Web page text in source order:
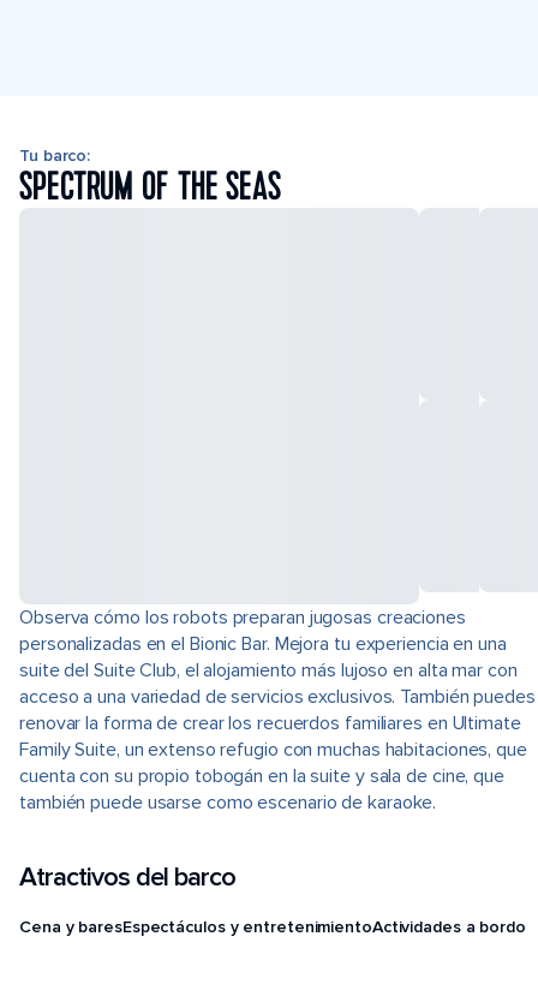
Tu barco:
SPECTRUM OF THE SEAS
Observa cómo los robots preparan jugosas creaciones
personalizadas en el Bionic Bar. Mejora tu experiencia en una
suite del Suite Club, el alojamiento más lujoso en alta mar con
acceso a una variedad de servicios exclusivos. También puedes
renovar la forma de crear los recuerdos familiares en Ultimate
Family Suite, un extenso refugio con muchas habitaciones, que
cuenta con su propio tobogán en la suite y sala de cine, que
también puede usarse como escenario de karaoke.
Atractivos del barco
Cena y baresEspectáculos y entretenimientoActividades a bordo